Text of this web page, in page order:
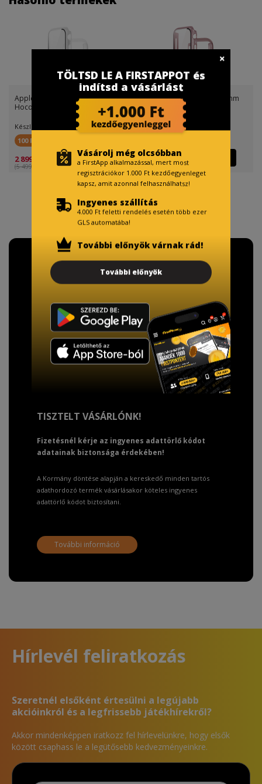
Apple Watch 7/Watch 8 41mm
Hoco WS3 Shadow tok beé
Készletinfó:
100 FirstPont
2 899 Ft
(5 499 Ft )
Apple Watch 7/Watch 8 45mm
Hoco WS3 Shadow tok beé
Készletinfó:
2 899 Ft
(5 499 Ft )
TISZTELT VÁSÁRLÓNK!
Fizetésnél kérje az ingyenes adattörlő kódot
adatainak biztonsága érdekében!
A Kormány döntése alapján a kereskedő minden tartós
adathordozó termék vásárlásakor köteles ingyenes
adattörlő kódot biztosítani.
További információ
Hírlevél feliratkozás
Szeretnél elsőként értesülni a legújabb
akcióinkról és a legfrissebb játékhírekről?
Akkor mindenképpen iratkozz fel hírlevelünkre, hogy elsők
között csaphass le a legütősebb kedvezményeinkre.
TÖLTSD LE A FIRSTAPPOT és
indítsd a vásárlást
Vásárolj még olcsóbban
a FirstApp alkalmazással, mert most
regisztrációkor 1.000 Ft kezdőegyenleget
kapsz, amit azonnal felhasználhatsz!
Ingyenes szállítás
4.000 Ft feletti rendelés esetén több ezer
GLS automatába!
További előnyök várnak rád!
További előnyök